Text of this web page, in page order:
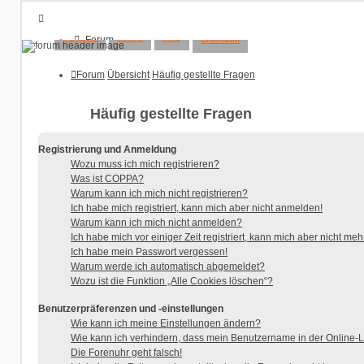
Forum
Übersicht
Kontakt
Registrieren
#GitLab Kontakt
Forum Übersicht Häufig gestellte Fragen
Häufig gestellte Fragen
Registrierung und Anmeldung
Wozu muss ich mich registrieren?
Was ist COPPA?
Warum kann ich mich nicht registrieren?
Ich habe mich registriert, kann mich aber nicht anmelden!
Warum kann ich mich nicht anmelden?
Ich habe mich vor einiger Zeit registriert, kann mich aber nicht
Ich habe mein Passwort vergessen!
Warum werde ich automatisch abgemeldet?
Wozu ist die Funktion „Alle Cookies löschen“?
Benutzerpräferenzen und -einstellungen
Wie kann ich meine Einstellungen ändern?
Wie kann ich verhindern, dass mein Benutzername in der Online-
Die Forenuhr geht falsch!